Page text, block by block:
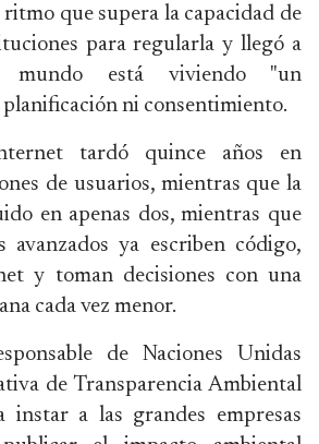
ritmo que supera la capacidad de
para regularla y llegó a
está viviendo "un
ni consentimiento.
tardó quince años en
de usuarios, mientras que la
en apenas dos, mientras que
avanzados ya escriben código,
y toman decisiones con una
cada vez menor.
de Naciones Unidas
de Transparencia Ambiental
instar a las grandes empresas